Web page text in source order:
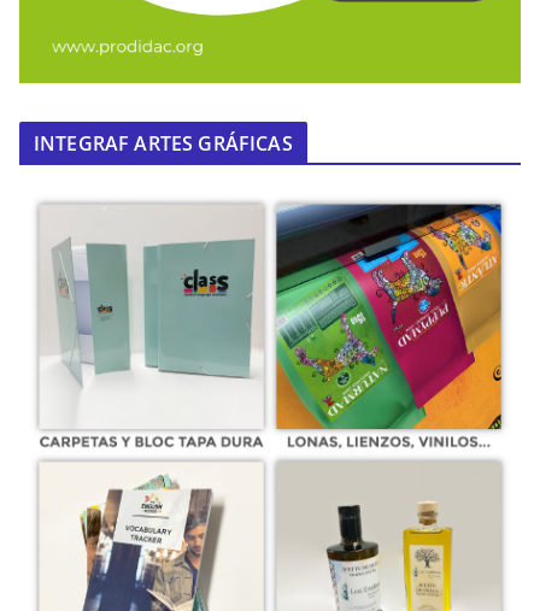
INTEGRAF ARTES GRÁFICAS